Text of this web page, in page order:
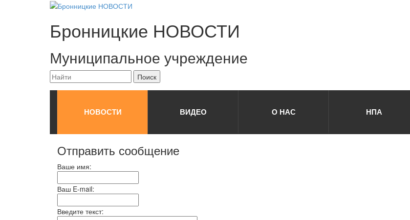
Бронницкие НОВОСТИ
Муниципальное учреждение
НОВОСТИ ВИДЕО О НАС НПА
Отправить сообщение
Ваше имя:
Ваш E-mail:
Введите текст: